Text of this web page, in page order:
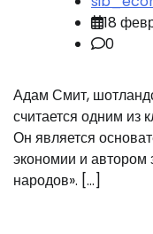
18
0
Адам Смит,
считается одним из
Он является
экономии и автором
народов». […]